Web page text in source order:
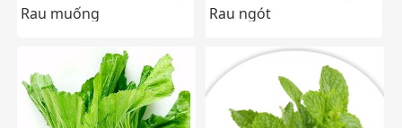
Rau muống Rau ngót